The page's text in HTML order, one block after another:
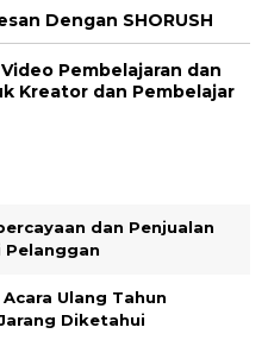
Dengan SHORUSH
Pembelajaran dan
Kreator dan Pembelajar
dan Penjualan
Ulang Tahun
Diketahui